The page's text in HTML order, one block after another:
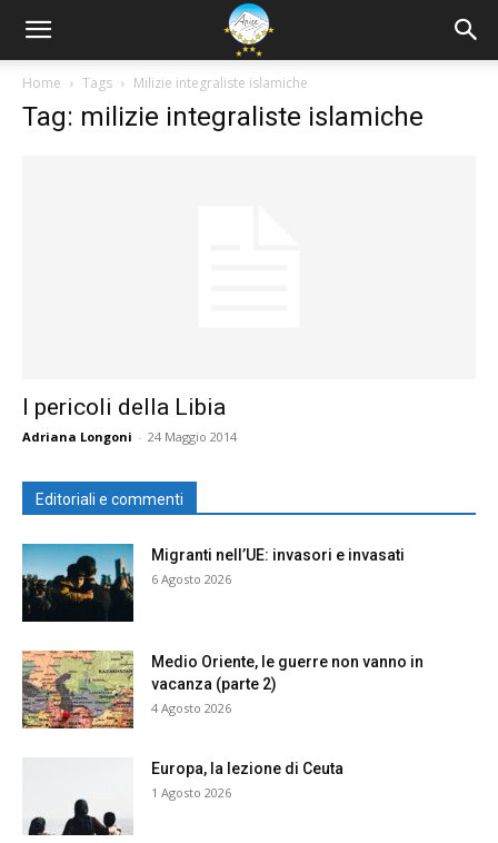
Home Tags Milizie integraliste islamiche
Tag: milizie integraliste islamiche
I pericoli della Libia
Adriana Longoni - 24 Maggio 2014
Editoriali e commenti
Migranti nell’UE: invasori e invasati
6 Agosto 2026
Medio Oriente, le guerre non vanno in
vacanza (parte 2)
4 Agosto 2026
Europa, la lezione di Ceuta
1 Agosto 2026